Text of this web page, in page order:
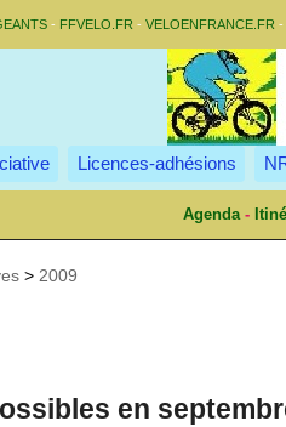
- FFVELO.FR - VELOENFRANCE.FR -
Licences-adhésions
Agenda-
> 2009
en